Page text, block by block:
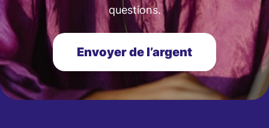
questions.
Envoyer de l’argent